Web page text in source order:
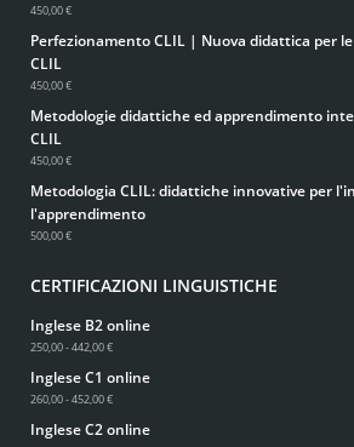
450,00 €
Perfezionamento CLIL | Nuova didattica per
CLIL
450,00 €
Metodologie didattiche ed apprendimento
CLIL
450,00 €
Metodologia CLIL: didattiche innovative per
l'apprendimento
500,00 €
CERTIFICAZIONI LINGUISTICHE
Inglese B2 online
250,00 - 442,00 €
Inglese C1 online
260,00 - 452,00 €
Inglese C2 online